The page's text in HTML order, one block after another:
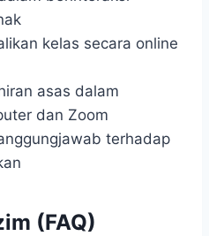
kelas secara online
asas dalam
dan Zoom
terhadap
(FAQ)